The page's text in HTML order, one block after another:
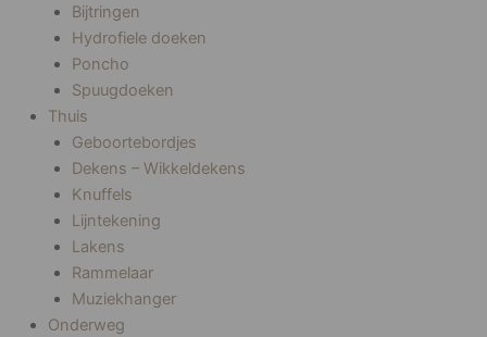
Bijtringen
Hydrofiele doeken
Poncho
Spuugdoeken
Thuis
Geboortebordjes
Dekens – Wikkeldekens
Knuffels
Lijntekening
Lakens
Rammelaar
Muziekhanger
Onderweg